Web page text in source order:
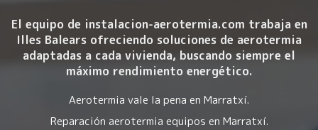
El equipo de instalacion-aerotermia.com trabaja en
Illes Balears ofreciendo soluciones de aerotermia
adaptadas a cada vivienda, buscando siempre el
máximo rendimiento energético.
Aerotermia vale la pena en Marratxí.
Reparación aerotermia equipos en Marratxí.